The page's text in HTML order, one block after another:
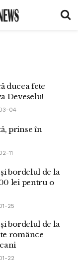
ducea fete
Deveselu!
04
prinse în
11
bordelul de la
lei pentru o
25
bordelul de la
românce
22